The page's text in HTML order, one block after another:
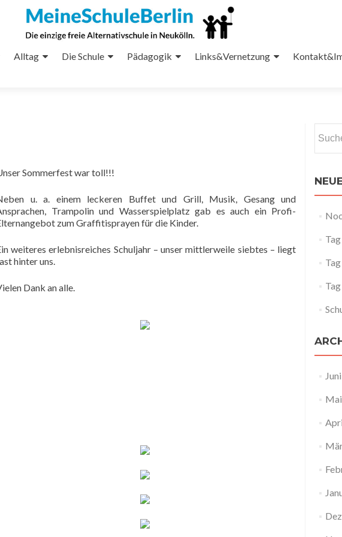
Alltag Die Schule Pädagogik Links&Vernetzung
Sommerfest war toll!!!
u. a. einem leckeren Buffet und Grill, Musik, Gesang und
Trampolin und Wasserspielplatz gab es auch ein Profi-
zum Graffitisprayen für die Kinder.
weiteres erlebnisreiches Schuljahr – unser mittlerweile siebtes – liegt
hinter uns.
Dank an alle.
nach: